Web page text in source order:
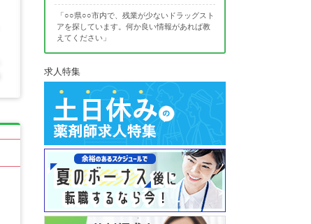
「○○県○○市内で、残業が少ないドラッグスト
アを探しています。何か良い情報があれば教
えてください」
求人特集